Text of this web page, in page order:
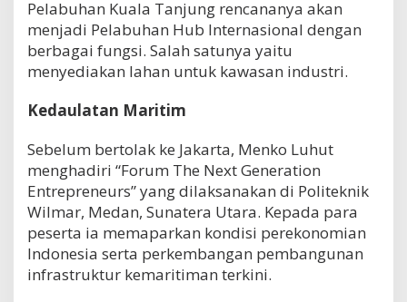
Pelabuhan Kuala Tanjung rencananya akan
menjadi Pelabuhan Hub Internasional dengan
berbagai fungsi. Salah satunya yaitu
menyediakan lahan untuk kawasan industri.
Kedaulatan Maritim
Sebelum bertolak ke Jakarta, Menko Luhut
menghadiri “Forum The Next Generation
Entrepreneurs” yang dilaksanakan di Politeknik
Wilmar, Medan, Sunatera Utara. Kepada para
peserta ia memaparkan kondisi perekonomian
Indonesia serta perkembangan pembangunan
infrastruktur kemaritiman terkini.